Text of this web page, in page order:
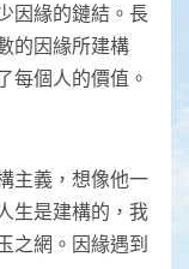
因緣的鏈結。長
的因緣所建構
每個人的價值。
主義，想像他一
生是建構的，我
之網。因緣遇到